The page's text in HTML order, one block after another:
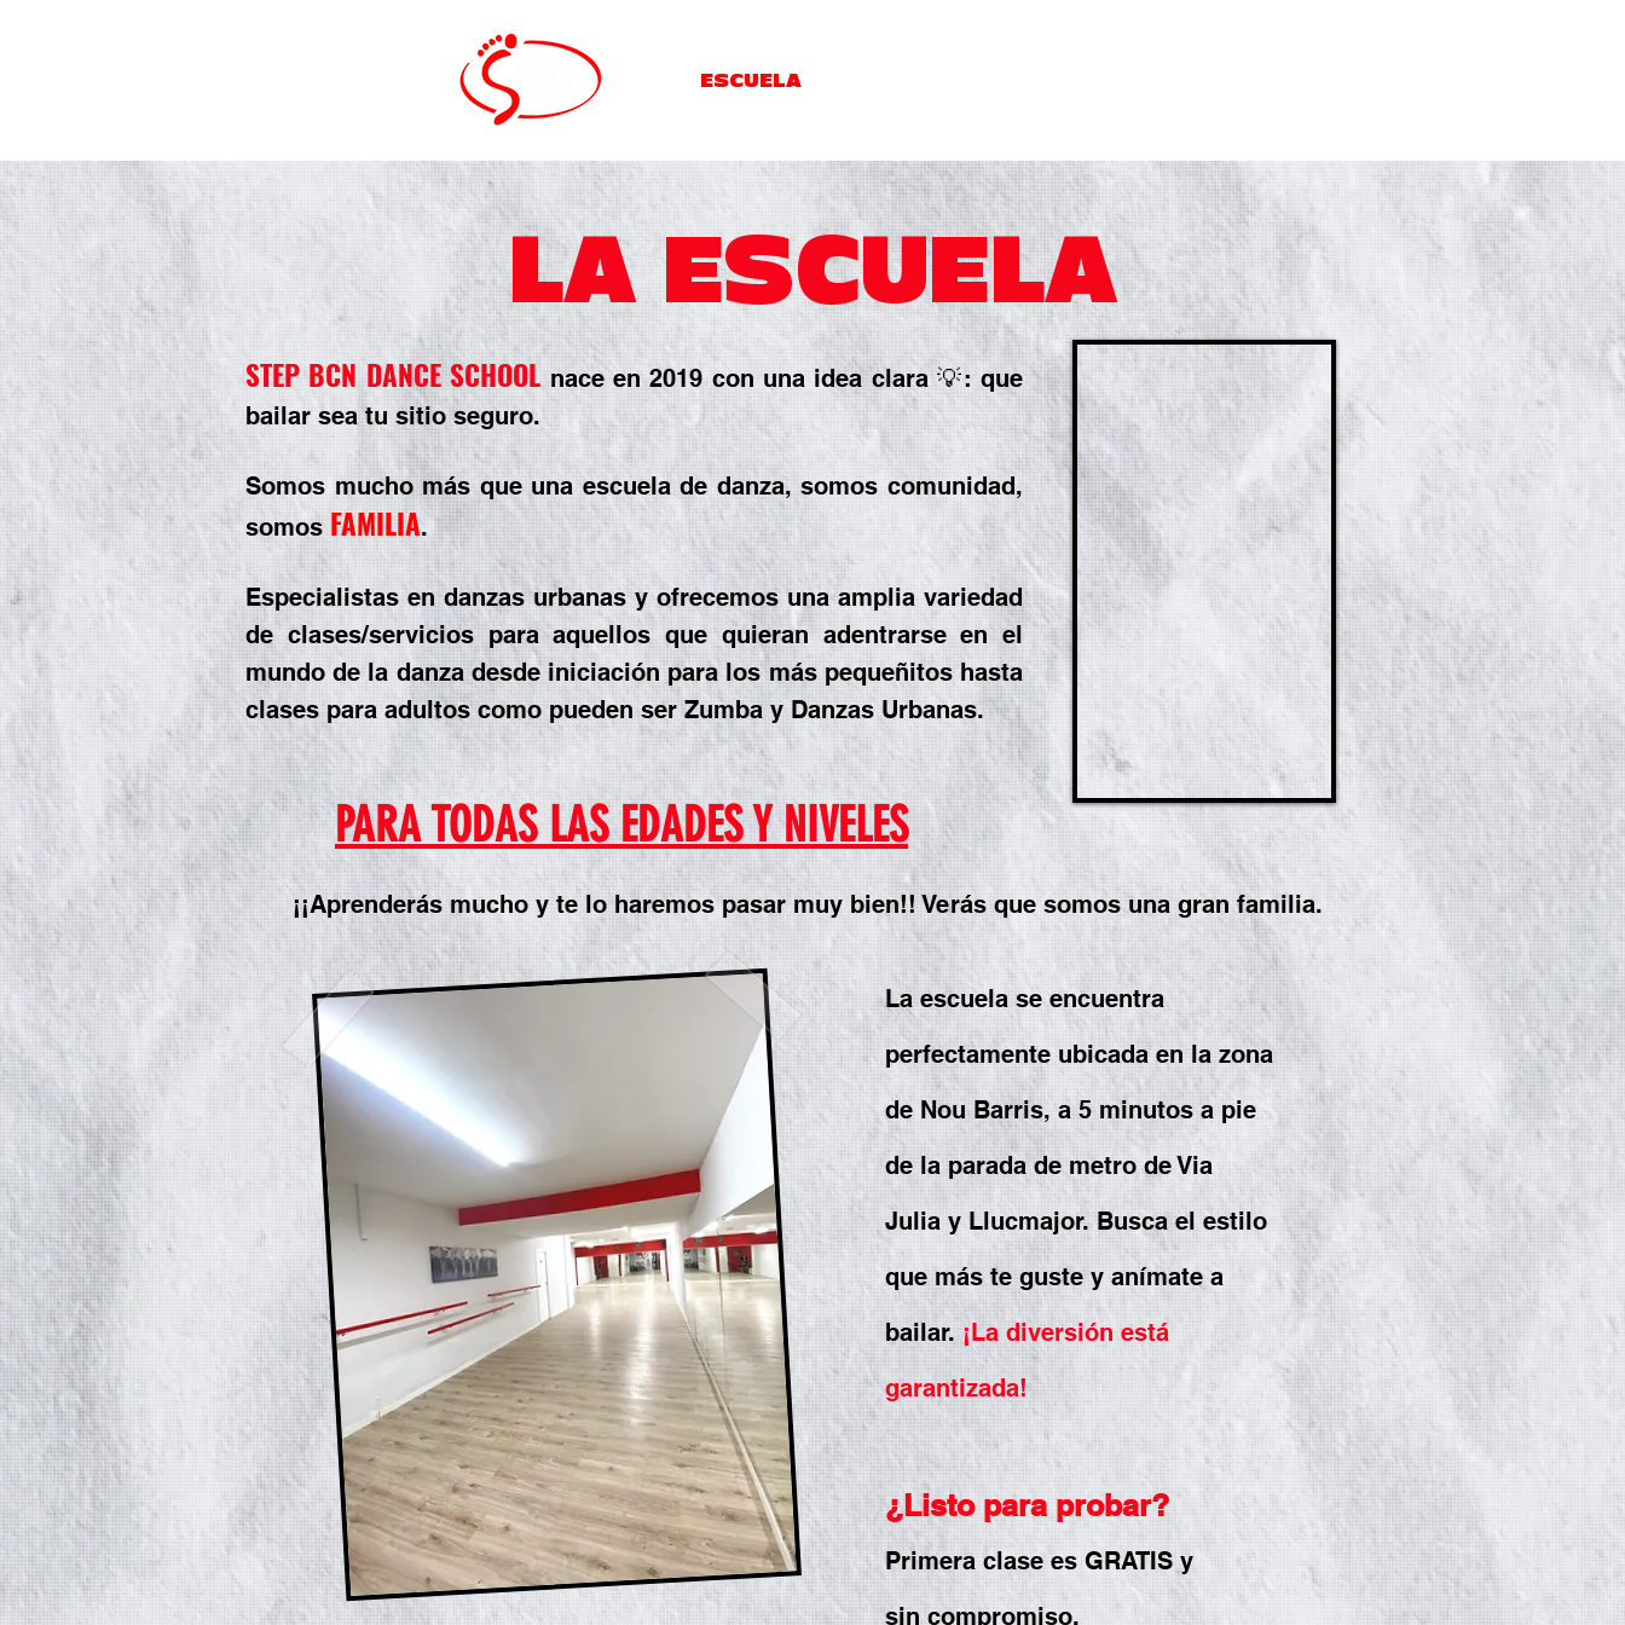
ESCUELA
LA ESCUELA
STEP BCN DANCE SCHOOL nace en 2019 con una idea clara 💡: que
bailar sea tu sitio seguro.
Somos mucho más que una escuela de danza, somos comunidad,
somos FAMILIA.
Especialistas en danzas urbanas y ofrecemos una amplia variedad
de clases/servicios para aquellos que quieran adentrarse en el
mundo de la danza desde iniciaciónpara los más pequeñitos hasta
clases para adultos como pueden ser Zumba y Danzas Urbanas.
PARA TODAS LAS EDADES Y NIVELES
¡¡Aprenderás mucho y te lo haremos pasar muy bien!! Verás que somos una gran familia.
La escuela se encuentra
perfectamente ubicada en la zona
de Nou Barris, a 5 minutos a pie
de la parada de metro de Via
Julia y Llucmajor. Busca el estilo
que más te guste y anímate a
bailar.¡La diversión está
garantizada!
¿Listo para probar?
Primera clase es GRATIS y
sin compromiso.